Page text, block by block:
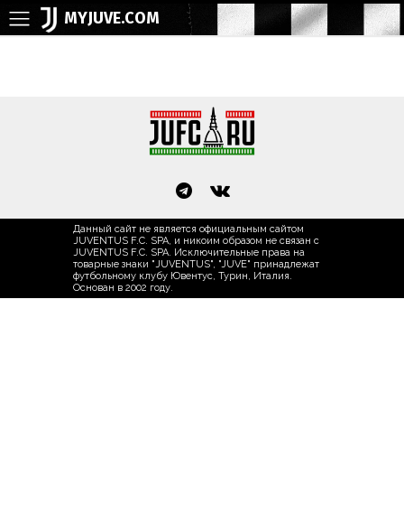
MYJUVE.COM
Данный сайт не является официальным сайтом
JUVENTUS F.C. SPA, и никоим образом не связан с
JUVENTUS F.C. SPA. Исключительные права на
товарные знаки "JUVENTUS", "JUVE" принадлежат
футбольному клубу Ювентус, Турин, Италия.
Основан в 2002 году.